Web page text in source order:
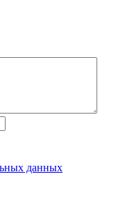
данных